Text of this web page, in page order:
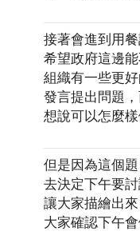
接著會進到用
希望政府這邊
組織有一些更
發言提出問題
想說可以怎麼樣
但是因為這個
去決定下午要
讓大家描繪出
大家確認下午會